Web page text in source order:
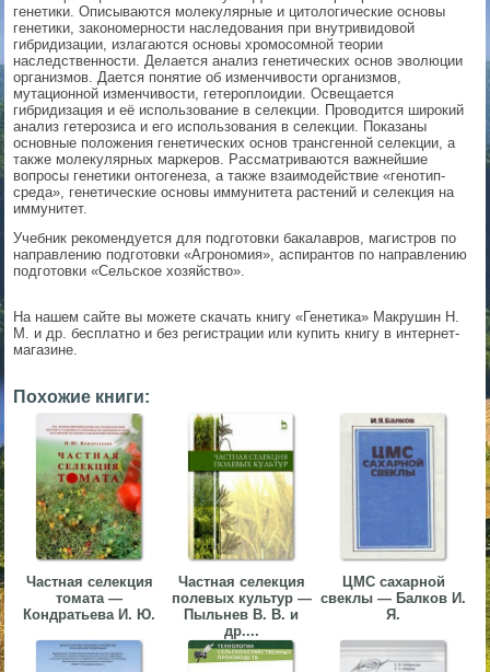
генетики. Описываются молекулярные и цитологические основы
генетики, закономерности наследования при внутривидовой
гибридизации, излагаются основы хромосомной теории
наследственности. Делается анализ генетических основ эволюции
организмов. Дается понятие об изменчивости организмов,
мутационной изменчивости, гетероплоидии. Освещается
гибридизация и её использование в селекции. Проводится широкий
анализ гетерозиса и его использования в селекции. Показаны
основные положения генетических основ трансгенной селекции, а
также молекулярных маркеров. Рассматриваются важнейшие
вопросы генетики онтогенеза, а также взаимодействие «генотип-
среда», генетические основы иммунитета растений и селекция на
иммунитет.
Учебник рекомендуется для подготовки бакалавров, магистров по
направлению подготовки «Агрономия», аспирантов по направлению
подготовки «Сельское хозяйство».
На нашем сайте вы можете скачать книгу «Генетика» Макрушин Н.
М. и др. бесплатно и без регистрации или купить книгу в интернет-
магазине.
Похожие книги:
Частная селекция
томата —
Кондратьева И. Ю.
Частная селекция
полевых культур —
Пыльнев В. В. и
др....
ЦМС сахарной
свеклы — Балков И.
Я.
▼
▼
▼
▼
▼